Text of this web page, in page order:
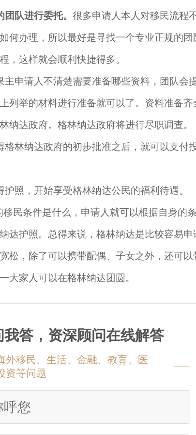
队进行委托。 很多申请人本人对移民流程
何办理，所以最好是寻找一个专业正规的团
，这样就会顺利快捷得多。
主申请人不清楚需要准备哪些资料，团队会
列举的材料进行准备就可以了。资料准备齐
纳达政府。格林纳达政府将进行尽职调查。
格林纳达政府的初步批准之后，就可以支付
护照，开始享受格林纳达公民的福利待遇。
条件是什么，申请人就可以根据自身的
达护照。总得来说，格林纳达是比较容易申
松，除了可以携带配偶、子女之外，还可以
大家人可以在格林纳达团圆。
我答，资深顾问在线解答
外移民、生活、金融、教育、医
资等问题